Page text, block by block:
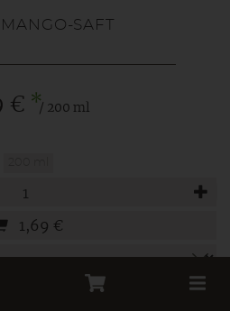
SAFT
€ */ 200 ml
1,69 €
Deutschland
Toggle